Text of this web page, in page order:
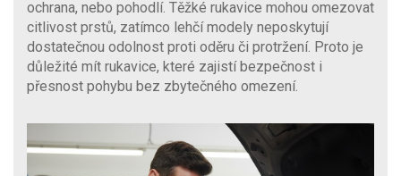
ochrana, nebo pohodlí. Těžké rukavice mohou omezovat
citlivost prstů, zatímco lehčí modely neposkytují
dostatečnou odolnost proti oděru či protržení. Proto je
důležité mít rukavice, které zajistí bezpečnost i
přesnost pohybu bez zbytečného omezení.